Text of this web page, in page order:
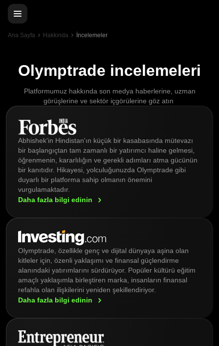
Ana Sayfa Hakkında İncelemeler
Olymptrade incelemeleri
Platformumuz hakkında son medya haberlerine, uzman
görüşlerine ve sektör içgörülerine göz atın
Abhishek'in Hindistan'ın küçük bir kasabasında mütevazı
bir başlangıçtan tam zamanlı bir yatırımcı haline gelmesi,
öğrenmenin, kararlılığın ve gerekli adımları atma gücünün
bir kanıtıdır. Hikayesi, yolculuğunuzda Olymptrade gibi
duyarlı bir platforma sahip olmanın önemini
vurgulamaktadır.
Daha fazla bilgi edinin
Olymptrade, özellikle genç ve dijital dünyaya aşina olan
kitleler için, özenli yaklaşımı ve finansal güçlendirme
alanındaki yatırımlarını sürdürüyor. Popüler kültürü eğitim
amaçlı yaklaşımla birleştiren marka, insanların finansal
refahla olan ilişkilerini yeniden şekillendiriyor.
Daha fazla bilgi edinin